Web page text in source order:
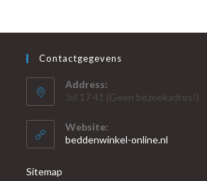
Contactgegevens
Address:
Jol 17 41 (Geen bezoekadres!)
Website:
beddenwinkel-online.nl
Sitemap